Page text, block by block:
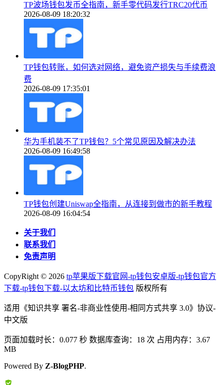
TP波场钱包发币全指南，新手零代码发行TRC20代币
2026-08-09 18:20:32
TP钱包转账，如何选对网络，避免资产损失与手续费浪
费
2026-08-09 17:35:01
华为手机装不了TP钱包？5个常见原因及解决办法
2026-08-09 16:49:58
TP钱包创建Uniswap全指南，从连接到做市的新手教程
2026-08-09 16:04:54
关于我们
联系我们
免责声明
CopyRight © 2026 tp苹果版下载官网-tp钱包安卓版-tp钱包官方
下载-tp钱包下载-以太坊和比特币钱包 版权所有
适用《知识共享 署名-非商业性使用-相同方式共享 3.0》协议-
中文版
页面加载时长：0.077 秒 数据库查询：18 次 占用内存：3.67
MB
Powered By Z-BlogPHP.